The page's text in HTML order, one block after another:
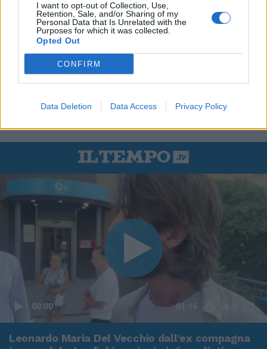
I want to opt-out of Collection, Use,
Retention, Sale, and/or Sharing of my
Personal Data that Is Unrelated with the
Purposes for which it was collected.
Opted Out
CONFIRM
Data Deletion Data Access Privacy Policy
00:00 01:16
Leonardo Maria Del Vecchio dall'ex compagna